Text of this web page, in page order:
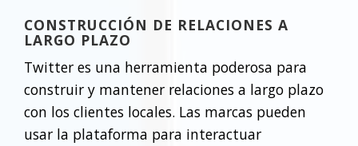
CONSTRUCCIÓN DE RELACIONES A
LARGO PLAZO
Twitter es una herramienta poderosa para
construir y mantener relaciones a largo plazo
con los clientes locales. Las marcas pueden
usar la plataforma para interactuar